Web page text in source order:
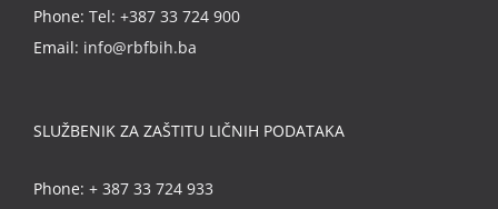
Phone: Tel: +387 33 724 900
Email: info@rbfbih.ba
SLUŽBENIK ZA ZAŠTITU LIČNIH PODATAKA
Phone: + 387 33 724 933